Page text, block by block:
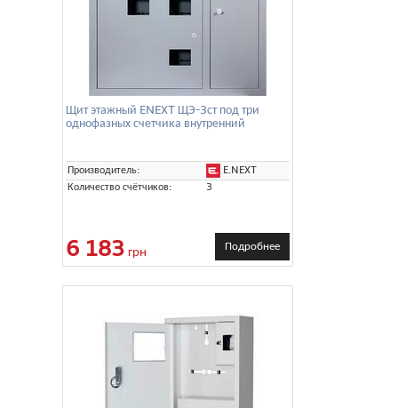
Щит этажный ENEXT ЩЭ-3ст под три
однофазных счетчика внутренний
Производитель:
E.NEXT
Количество счётчиков:
3
6 183 грн Подробнее